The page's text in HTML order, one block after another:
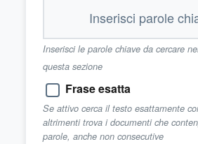
Inserisci le parole chiave da cercare
questa sezione
Frase esatta
Se attivo cerca il testo esattamente
altrimenti trova i documenti che
parole, anche non consecutive